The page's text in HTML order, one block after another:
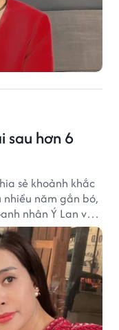
sau hơn 6
sẻ khoảnh khắc
nhiều năm gắn bó,
nhân Ý Lan vẫn